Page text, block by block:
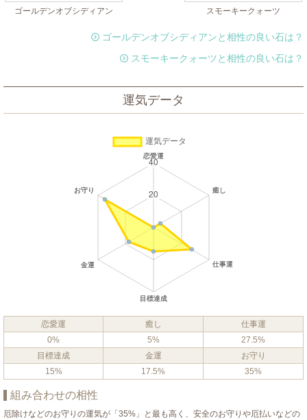
ゴールデンオブシディアン スモーキークォーツ
ゴールデンオブシディアンと相性の良い石は？
スモーキークォーツと相性の良い石は？
運気データ
恋愛運 癒し
仕事運
0%
5%
27.5%
目標達成
金運
お守り
15%
17.5% 35%
組み合わせの相性
厄除けなどのお守りの運気が「35%」と最も高く、安全のお守りや厄払いなどの